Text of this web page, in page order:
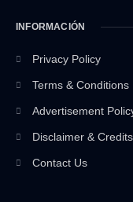
INFORMACIÓN
Privacy Policy
Terms & Conditions
Advertisement
Disclaimer & Credits
Contact Us